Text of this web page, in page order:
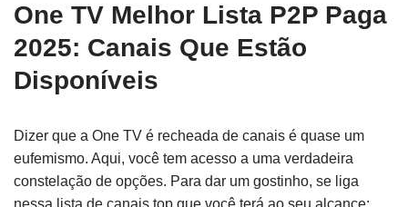
One TV Melhor Lista P2P Paga
2025: Canais Que Estão
Disponíveis
Dizer que a One TV é recheada de canais é quase um
eufemismo. Aqui, você tem acesso a uma verdadeira
constelação de opções. Para dar um gostinho, se liga
nessa lista de canais top que você terá ao seu alcance: